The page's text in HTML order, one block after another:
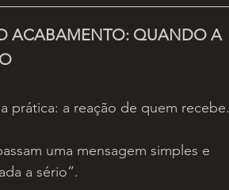
ACABAMENTO: QUANDO A
prática: a reação de quem recebe.
uma mensagem simples e
a sério”.